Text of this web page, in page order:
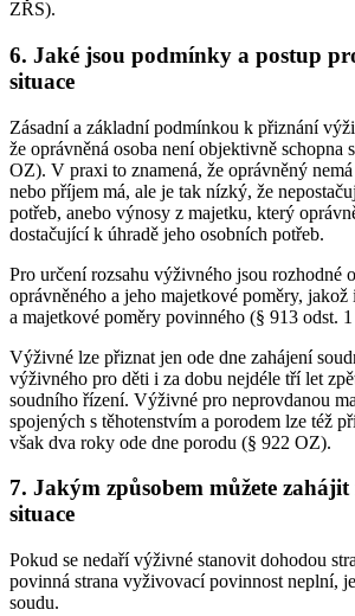
ZŘS).
6. Jaké jsou podmínky a postup
situace
Zásadní a základní podmínkou k přiznání
že oprávněná osoba není objektivně schopna
OZ). V praxi to znamená, že oprávněný
nebo příjem má, ale je tak nízký, že
potřeb, anebo výnosy z majetku, který
dostačující k úhradě jeho osobních potřeb.
Pro určení rozsahu výživného jsou rozhodné
oprávněného a jeho majetkové poměry, jakož
a majetkové poměry povinného (§ 913 odst.
Výživné lze přiznat jen ode dne zahájení
výživného pro děti i za dobu nejdéle tří let
soudního řízení. Výživné pro neprovdanou
spojených s těhotenstvím a porodem lze též
však dva roky ode dne porodu (§ 922 OZ).
7. Jakým způsobem můžete
situace
Pokud se nedaří výživné stanovit dohodou
povinná strana vyživovací povinnost neplní,
soudu.